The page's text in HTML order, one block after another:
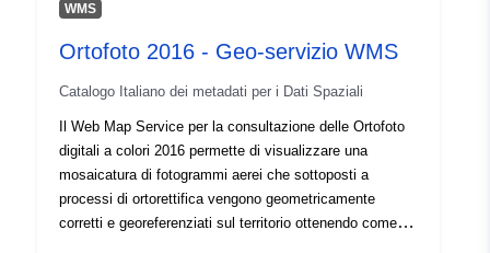
WMS
Ortofoto 2016 - Geo-servizio WMS
Catalogo Italiano dei metadati per i Dati Spaziali
Il Web Map Service per la consultazione delle Ortofoto
digitali a colori 2016 permette di visualizzare una
mosaicatura di fotogrammi aerei che sottoposti a
processi di ortorettifica vengono geometricamente
corretti e georeferenziati sul territorio ottenendo come